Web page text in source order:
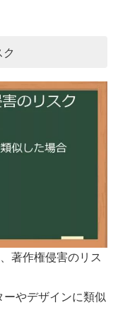
著作権侵害のリス
やデザインに類似